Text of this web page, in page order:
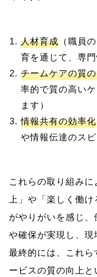
人材育成 （職員
育を通じて、専
チームケアの質
率的で質の高い
ます）
情報共有の効率化
や情報伝達のス
これらの取り組み
上」や「楽しく働
がやりがいを感じ
や確保が実現し、現
最終的には、これ
ービスの質の向上